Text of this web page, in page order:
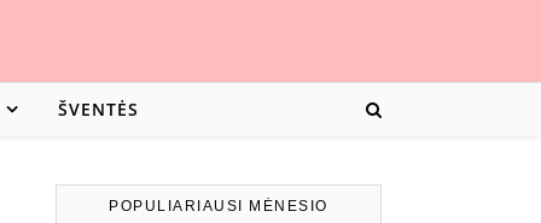
ŠVENTĖS
POPULIARIAUSI MĖNESIO